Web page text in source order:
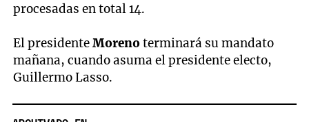
procesadas en total 14.
El presidenteMorenoterminará su mandato
mañana, cuando asuma el presidente electo,
Guillermo Lasso.